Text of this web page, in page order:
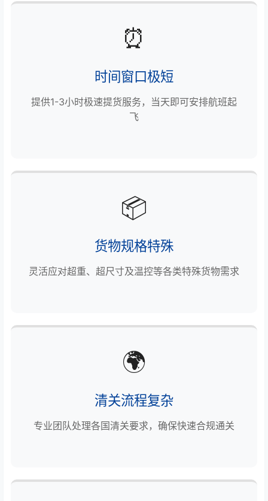
⏰
时间窗口极短
提供1-3小时极速提货服务，当天即可安排航班起
飞
📦
货物规格特殊
灵活应对超重、超尺寸及温控等各类特殊货物需求
🌍
清关流程复杂
专业团队处理各国清关要求，确保快速合规通关